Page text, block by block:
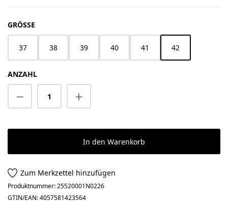
GRÖSSE
37 38 39 40 41 42
ANZAHL
Produkt Anzahl: Gib den gewünschten
In den Warenkorb
Zum Merkzettel hinzufügen
Produktnummer:25520001N0226
GTIN/EAN:4057581423564